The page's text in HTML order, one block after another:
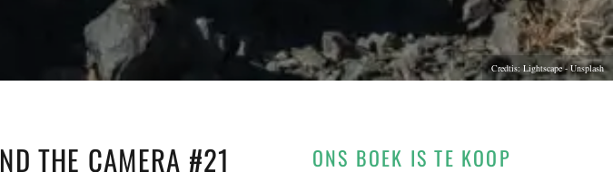
Credtis: Lightscape - Unsplash
THE CAMERA #21 ONS BOEK IS TE KOOP